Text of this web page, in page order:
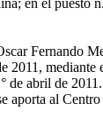
en el
Fernando
2011,
de abril de 2011.
aporta al